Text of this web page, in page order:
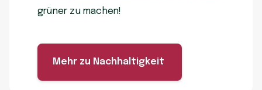
grüner zu machen!
Mehr zu Nachhaltigkeit